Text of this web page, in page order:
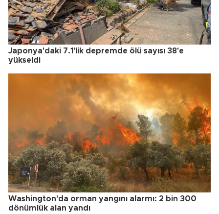
Japonya'daki 7.1'lik depremde ölü sayısı 38'e
yükseldi
Washington'da orman yangını alarmı: 2 bin 300
dönümlük alan yandı